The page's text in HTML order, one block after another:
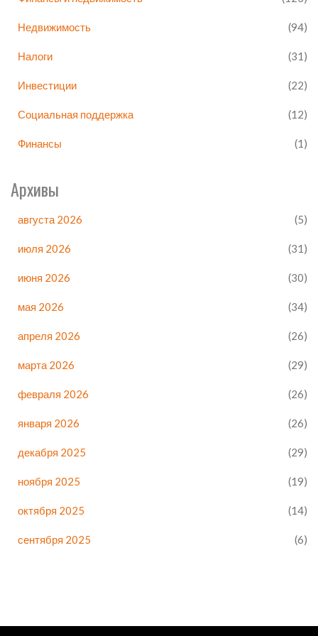
Недвижимость (94)
Налоги (31)
Инвестиции (22)
Социальная поддержка (12)
Финансы (1)
Архивы
августа 2026 (5)
июля 2026 (31)
июня 2026 (30)
мая 2026 (34)
апреля 2026 (26)
марта 2026 (29)
февраля 2026 (26)
января 2026 (26)
декабря 2025 (29)
ноября 2025 (19)
октября 2025 (14)
сентября 2025 (6)